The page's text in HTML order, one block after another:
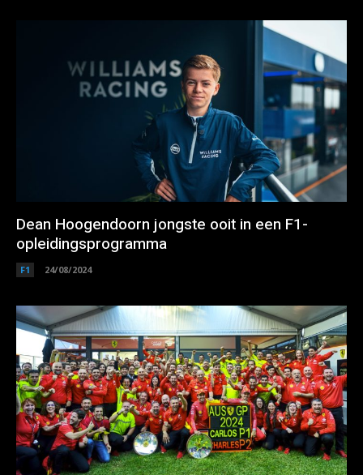
Dean Hoogendoorn jongste ooit in een F1-
opleidingsprogramma
F1 24/08/2024